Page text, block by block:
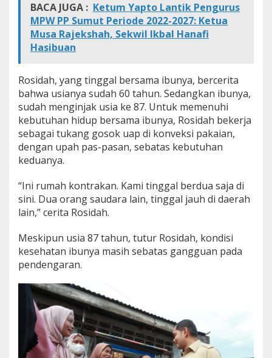
BACA JUGA : Ketum Yapto Lantik Pengurus
MPW PP Sumut Periode 2022-2027: Ketua
Musa Rajekshah, Sekwil Ikbal Hanafi
Hasibuan
Rosidah, yang tinggal bersama ibunya, bercerita
bahwa usianya sudah 60 tahun. Sedangkan ibunya,
sudah menginjak usia ke 87. Untuk memenuhi
kebutuhan hidup bersama ibunya, Rosidah bekerja
sebagai tukang gosok uap di konveksi pakaian,
dengan upah pas-pasan, sebatas kebutuhan
keduanya.
“Ini rumah kontrakan. Kami tinggal berdua saja di
sini. Dua orang saudara lain, tinggal jauh di daerah
lain,” cerita Rosidah.
Meskipun usia 87 tahun, tutur Rosidah, kondisi
kesehatan ibunya masih sebatas gangguan pada
pendengaran.